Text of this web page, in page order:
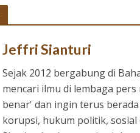
Jeffri Sianturi
Sejak 2012 bergabung di
mencari ilmu di lembaga
benar' dan ingin terus
korupsi, hukum politik, sosial